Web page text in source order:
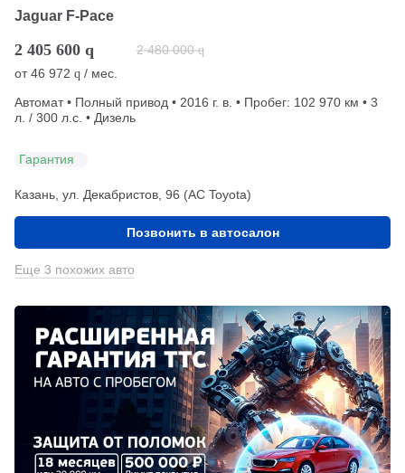
Jaguar F-Pace
2 405 600 q 2 480 000 q
от46 972 q / мес.
Автомат • Полный привод • 2016 г. в. • Пробег: 102 970 км • 3
л. / 300 л.с. • Дизель
Гарантия
Казань, ул. Декабристов, 96 (АС Toyota)
Позвонить в автосалон
Еще 3 похожих авто